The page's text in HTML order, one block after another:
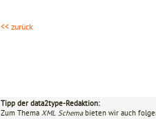
<< zurück
Tipp der data2type-Redaktion:
Zum Thema XML Schemabieten wir auch